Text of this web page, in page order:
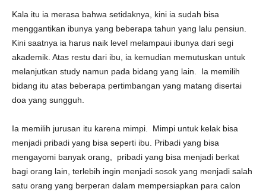
Kala itu ia merasa bahwa setidaknya, kini ia sudah bisa
menggantikan ibunya yang beberapa tahun yang lalu pensiun.
Kini saatnya ia harus naik level melampaui ibunya dari segi
akademik. Atas restu dari ibu, ia kemudian memutuskan untuk
melanjutkan study namun pada bidang yang lain. Ia memilih
bidang itu atas beberapa pertimbangan yang matang disertai
doa yang sungguh.
Ia memilih jurusan itu karena mimpi. Mimpi untuk kelak bisa
menjadi pribadi yang bisa seperti ibu. Pribadi yang bisa
mengayomi banyak orang, pribadi yang bisa menjadi berkat
bagi orang lain, terlebih ingin menjadi sosok yang menjadi salah
satu orang yang berperan dalam mempersiapkan para calon